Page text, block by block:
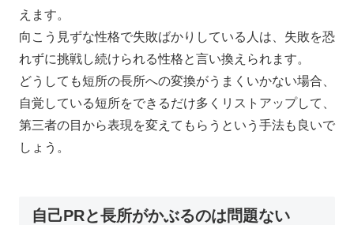
えます。
向こう見ずな性格で失敗ばかりしている人は、失敗を恐
れずに挑戦し続けられる性格と言い換えられます。
どうしても短所の長所への変換がうまくいかない場合、
自覚している短所をできるだけ多くリストアップして、
第三者の目から表現を変えてもらうという手法も良いで
しょう。
自己PRと長所がかぶるのは問題ない